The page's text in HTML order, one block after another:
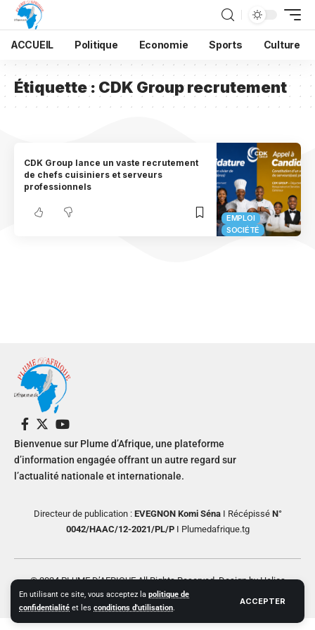
En utilisant ce site, vous acceptez la politique de
confidentialité et les conditions d'utilisation.
ACCEPTER
ACCUEIL Politique Economie Sports Culture
Étiquette : CDK Group recrutement
EMPLOI
SOCIÉTÉ
CDK Group lance un vaste recrutement
de chefs cuisiniers et serveurs
professionnels
Bienvenue sur Plume d’Afrique, une plateforme
d’information engagée offrant un autre regard sur
l’actualité nationale et internationale.
Directeur de publication : EVEGNON Komi SénaI RécépisséN°
0042/HAAC/12-2021/PL/PI Plumedafrique.tg
© 2024 PLUME D’AFRIQUE All Rights Reserved. Design by Helios
Creative